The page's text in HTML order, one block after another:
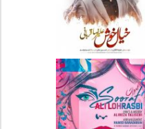
دانلود آهنگ جدید علیرضا
قربانی بنام خیال خوش